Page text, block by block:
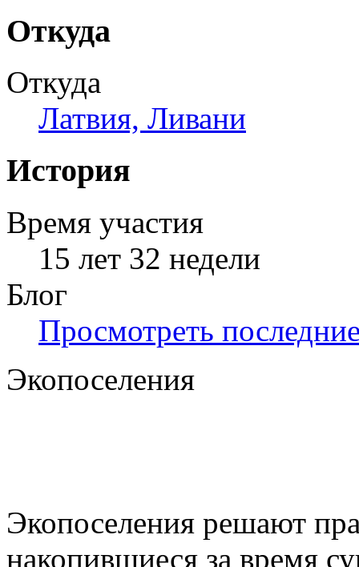
Откуда
Откуда
Латвия, Ливани
История
Время участия
15 лет 32 недели
Блог
Просмотреть
Экопоселения
Экопоселения решают
накопившиеся за время